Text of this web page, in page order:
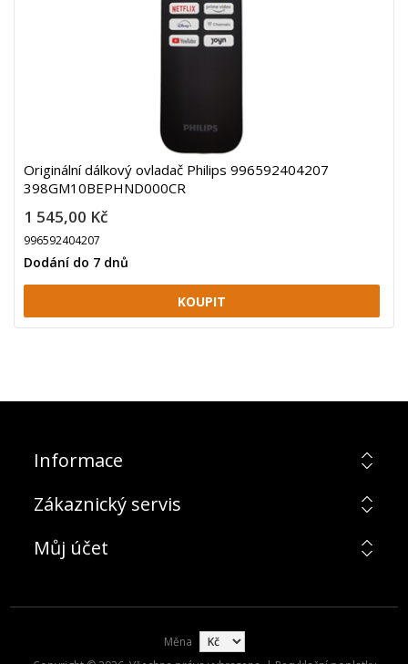
Originální dálkový ovladač Philips 996592404207
398GM10BEPHND000CR
1 545,00 Kč
996592404207
Dodání do 7 dnů
Informace
Zákaznický servis
Můj účet
Měna